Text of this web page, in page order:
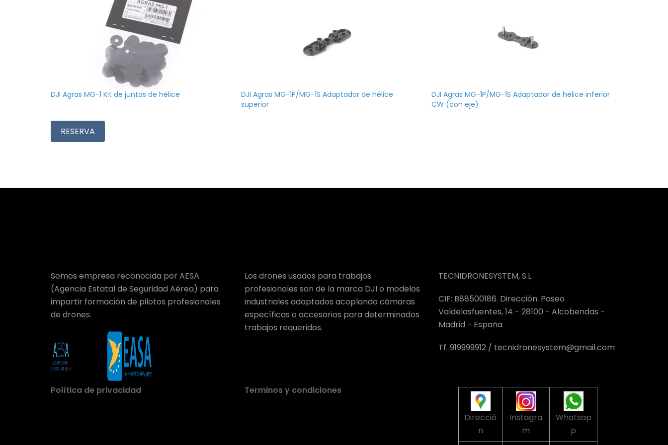
DJI Agras MG-1 Kit de juntas de hélice
DJI Agras MG-1P/MG-1S Adaptador de hélice
superior
DJI Agras MG-1P/MG-1S Adaptador de hélice inferior
CW (con eje)
RESERVA
Somos empresa reconocida por AESA
(Agencia Estatal de Seguridad Aérea) para
impartir formación de pilotos profesionales
de drones.
Política de privacidad
Los drones usados para trabajos
profesionales son de la marca DJI o modelos
industriales adaptados acoplando cámaras
específicas o accesorios para determinados
trabajos requeridos.
Terminos y condiciones
TECNIDRONESYSTEM, S.L.
CIF: B88500186. Dirección: Paseo
Valdelasfuentes, 14 - 28100 - Alcobendas -
Madrid - España
Tf. 919999912 / tecnidronesystem@gmail.com
Direcció
n
Instagra
m
Whatsap
p